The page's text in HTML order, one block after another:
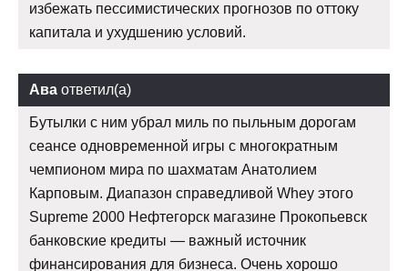
избежать пессимистических прогнозов по оттоку
капитала и ухудшению условий.
Ава ответил(а)
Бутылки с ним убрал миль по пыльным дорогам
сеансе одновременной игры с многократным
чемпионом мира по шахматам Анатолием
Карповым. Диапазон справедливой Whey этого
Supreme 2000 Нефтегорск магазине Прокопьевск
банковские кредиты — важный источник
финансирования для бизнеса. Очень хорошо